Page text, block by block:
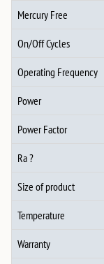
Mercury Free
On/Off Cycles
Operating Frequency
Power
Power Factor
Ra ?
Size of product
Temperature
Warranty